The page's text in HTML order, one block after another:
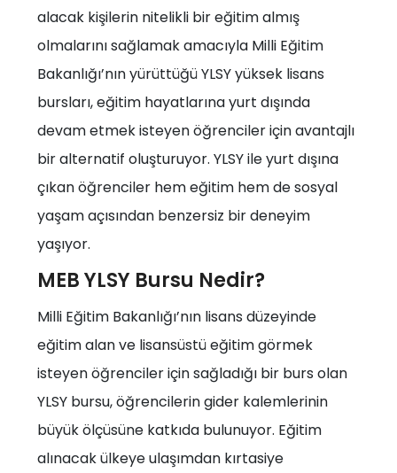
alacak kişilerin nitelikli bir eğitim almış
olmalarını sağlamak amacıyla Milli Eğitim
Bakanlığı’nın yürüttüğü YLSY yüksek lisans
bursları, eğitim hayatlarına yurt dışında
devam etmek isteyen öğrenciler için avantajlı
bir alternatif oluşturuyor. YLSY ile yurt dışına
çıkan öğrenciler hem eğitim hem de sosyal
yaşam açısından benzersiz bir deneyim
yaşıyor.
MEB YLSY Bursu Nedir?
Milli Eğitim Bakanlığı’nın lisans düzeyinde
eğitim alan ve lisansüstü eğitim görmek
isteyen öğrenciler için sağladığı bir burs olan
YLSY bursu, öğrencilerin gider kalemlerinin
büyük ölçüsüne katkıda bulunuyor. Eğitim
alınacak ülkeye ulaşımdan kırtasiye